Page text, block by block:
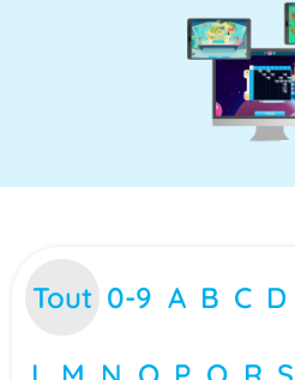
Tout 0-9 A B C D